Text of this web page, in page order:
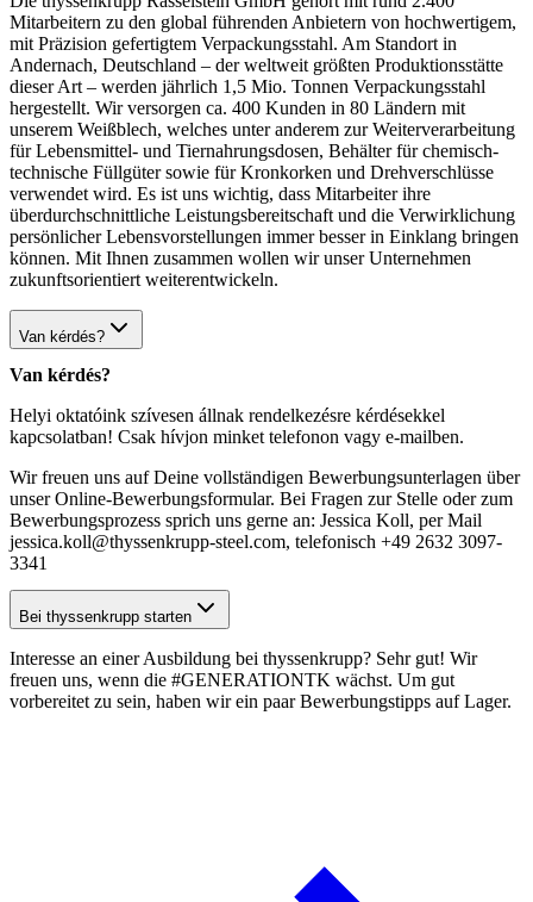
Mitarbeitern zu den global führenden Anbietern von hochwertigem,
mit Präzision gefertigtem Verpackungsstahl. Am Standort in
Andernach, Deutschland – der weltweit größten Produktionsstätte
dieser Art – werden jährlich 1,5 Mio. Tonnen Verpackungsstahl
hergestellt. Wir versorgen ca. 400 Kunden in 80 Ländern mit
unserem Weißblech, welches unter anderem zur Weiterverarbeitung
für Lebensmittel- und Tiernahrungsdosen, Behälter für chemisch-
technische Füllgüter sowie für Kronkorken und Drehverschlüsse
verwendet wird. Es ist uns wichtig, dass Mitarbeiter ihre
überdurchschnittliche Leistungsbereitschaft und die Verwirklichung
persönlicher Lebensvorstellungen immer besser in Einklang bringen
können. Mit Ihnen zusammen wollen wir unser Unternehmen
zukunftsorientiert weiterentwickeln.
Van kérdés?
Van kérdés?
Helyi oktatóink szívesen állnak rendelkezésre kérdésekkel
kapcsolatban! Csak hívjon minket telefonon vagy e-mailben.
Wir freuen uns auf Deine vollständigen Bewerbungsunterlagen über
unser Online-Bewerbungsformular. Bei Fragen zur Stelle oder zum
Bewerbungsprozess sprich uns gerne an: Jessica Koll, per Mail
jessica.koll@thyssenkrupp-steel.com, telefonisch +49 2632 3097-
3341
Bei thyssenkrupp starten
Interesse an einer Ausbildung bei thyssenkrupp? Sehr gut! Wir
freuen uns, wenn die #GENERATIONTK wächst. Um gut
vorbereitet zu sein, haben wir ein paar Bewerbungstipps auf Lager.